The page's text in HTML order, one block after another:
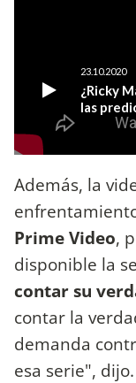
Además, la
Prime Video,
disponible la
contar su
contar la
demanda
esa serie", dijo.